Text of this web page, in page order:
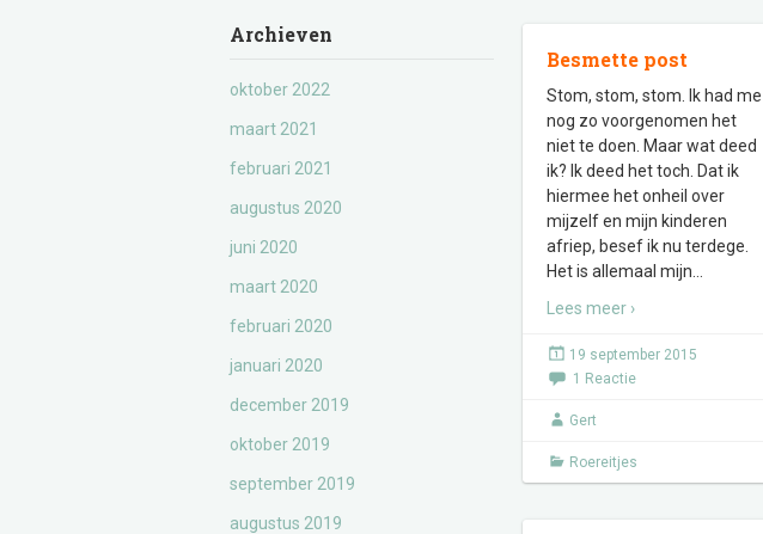
Archieven
oktober 2022
maart 2021
februari 2021
augustus 2020
juni 2020
maart 2020
februari 2020
januari 2020
december 2019
oktober 2019
september 2019
augustus 2019
Besmette post
Stom, stom, stom. Ik had me
nog zo voorgenomen het
niet te doen. Maar wat deed
ik? Ik deed het toch. Dat ik
hiermee het onheil over
mijzelf en mijn kinderen
afriep, besef ik nu terdege.
Het is allemaal mijn
Lees meer ›
19 september 2015
1 Reactie
Gert
Roereitjes